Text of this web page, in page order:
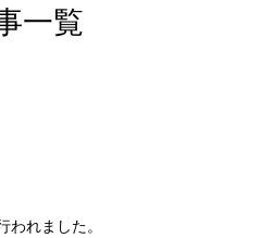
一覧
れました。